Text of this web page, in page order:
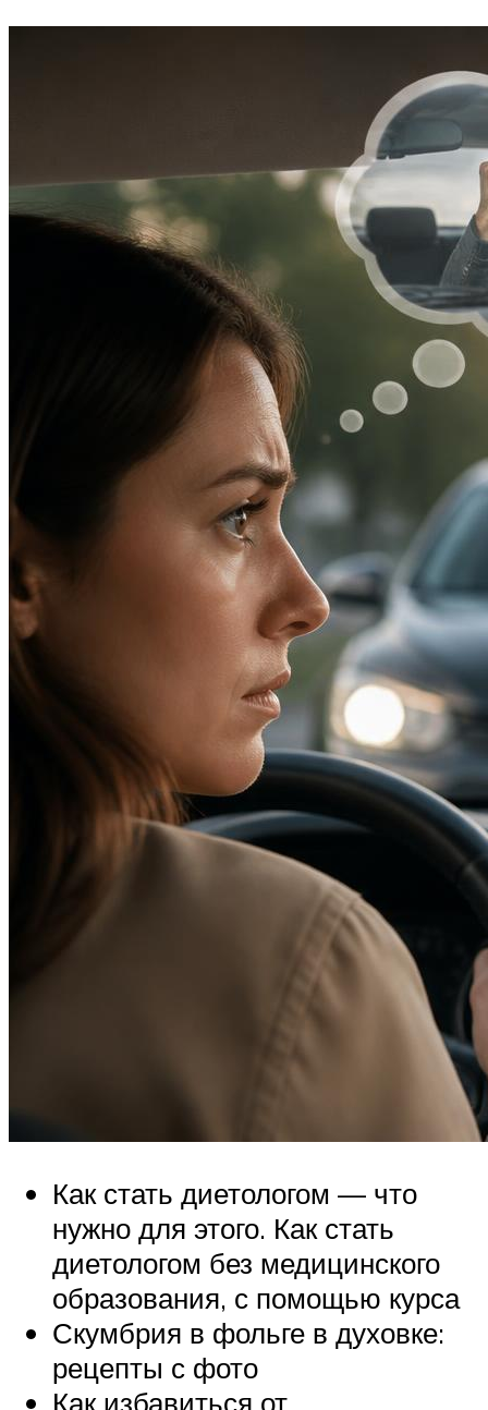
Как стать диетологом — что
нужно для этого. Как стать
диетологом без медицинского
образования, с помощью курса
Скумбрия в фольге в духовке:
рецепты с фото
Как избавиться от